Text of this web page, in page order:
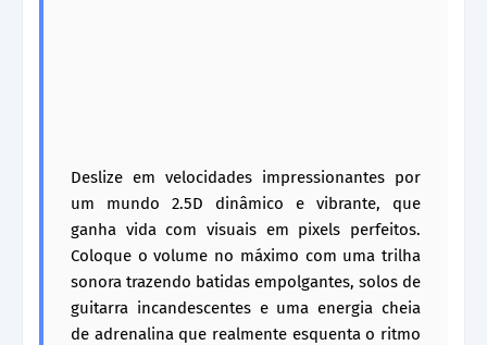
Deslize em velocidades impressionantes por
um mundo 2.5D dinâmico e vibrante, que
ganha vida com visuais em pixels perfeitos.
Coloque o volume no máximo com uma trilha
sonora trazendo batidas empolgantes, solos de
guitarra incandescentes e uma energia cheia
de adrenalina que realmente esquenta o ritmo